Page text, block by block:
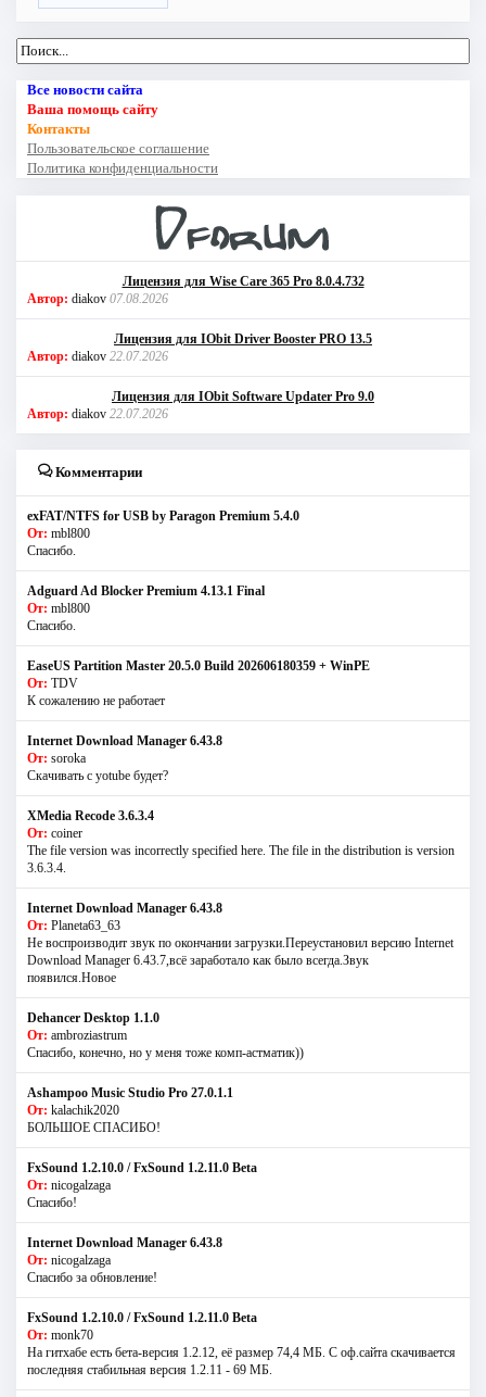
Все новости сайта
Ваша помощь сайту
Контакты
Пользовательское соглашение
Политика конфиденциальности
Лицензия для Wise Care 365 Pro 8.0.4.732
Автор: diakov 07.08.2026
Лицензия для IObit Driver Booster PRO 13.5
Автор: diakov 22.07.2026
Лицензия для IObit Software Updater Pro 9.0
Автор: diakov 22.07.2026
Комментарии
exFAT/NTFS for USB by Paragon Premium 5.4.0
От: mbl800
Спасибо.
Adguard Ad Blocker Premium 4.13.1 Final
От: mbl800
Спасибо.
EaseUS Partition Master 20.5.0 Build 202606180359 + WinPE
От: TDV
К сожалению не работает
Internet Download Manager 6.43.8
От: soroka
Скачивать с yotube будет?
XMedia Recode 3.6.3.4
От: coiner
The file version was incorrectly specified here. The file in the distribution is version
3.6.3.4.
Internet Download Manager 6.43.8
От: Planeta63_63
Не воспроизводит звук по окончании загрузки.Переустановил версию Internet
Download Manager 6.43.7,всё заработало как было всегда.Звук
появился.Новое
Dehancer Desktop 1.1.0
От: ambroziastrum
Спасибо, конечно, но у меня тоже комп-астматик))
Ashampoo Music Studio Pro 27.0.1.1
От: kalachik2020
БОЛЬШОЕ СПАСИБО!
FxSound 1.2.10.0 / FxSound 1.2.11.0 Beta
От: nicogalzaga
Спасибо!
Internet Download Manager 6.43.8
От: nicogalzaga
Спасибо за обновление!
FxSound 1.2.10.0 / FxSound 1.2.11.0 Beta
От: monk70
На гитхабе есть бета-версия 1.2.12, её размер 74,4 МБ. С оф.сайта скачивается
последняя стабильная версия 1.2.11 - 69 МБ.